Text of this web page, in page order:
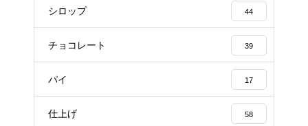
シロップ 44
チョコレート 39
パイ 17
仕上げ 58